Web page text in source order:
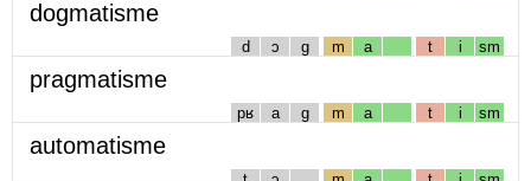
dogmatisme
d ɔ g m a t i sm
pragmatisme
pʁ a g m a t i sm
automatisme